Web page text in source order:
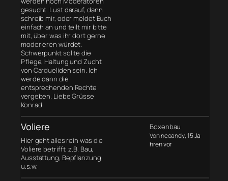
gesucht. Lust darauf, dann
schreib mir, oder meldet Euch
einfach an und teilt mir bitte
mit, über was ihr dort gerne
moderieren würdet.
Schwerpunkt sollte die
Pflege, Haltung und Zucht
von Cardueliden sein. Ich
werde dann die
entsprechenden Rechte
vergeben. Liebe Grüsse
Konrad
Voliere
Hier geht alles rein was die
Voliere betrifft. z.B. Bau,
Ausstattung, Bepflanzung
u.s.w.
Boxenbau
Von neoandy, 15 Ja
hren vor